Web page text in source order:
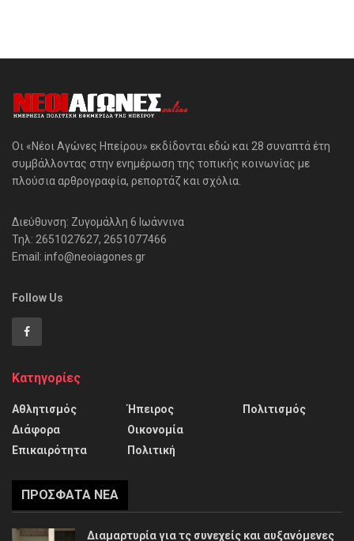
Οι «Νέοι Αγώνες Ηπείρου» εκδίδονται εδώ και 28 συναπτά έτη
συμβάλλοντας στην ενημέρωση της τοπικής κοινωνίας με
πλούσια αρθρογραφία, ρεπορτάζ και σχόλια.
Διεύθυνση: Ζυγομάλλη 6 Ιωάννινα
Τηλ: 2651027627, 2651077466
Email: info@neoiagones.gr
Follow Us
Κατηγορίες
Αθλητισμός
Διάφορα
Επικαιρότητα
Ήπειρος
Οικονομία
Πολιτική
Πολιτισμός
ΠΡΌΣΦΑΤΑ ΝΈΑ
Διαμαρτυρία για τς συνεχείς και αυξανόμενες